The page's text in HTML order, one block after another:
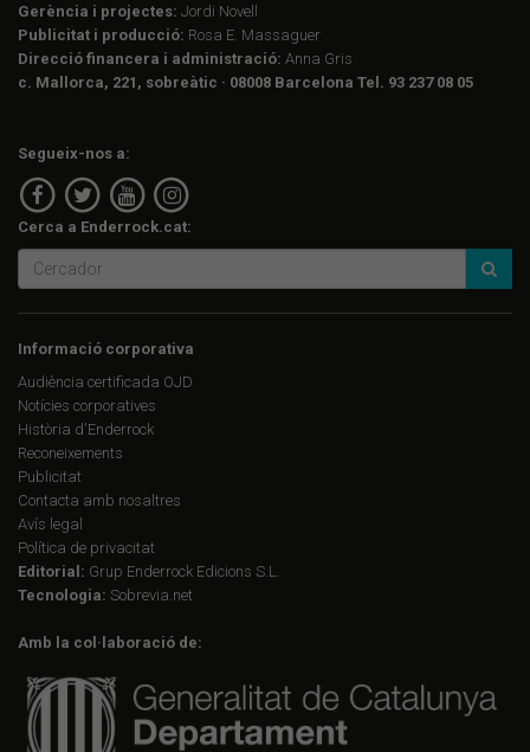
Gerència i projectes: Jordi Novell
Publicitat i producció: Rosa E. Massaguer
Direcció financera i administració: Anna Gris
c. Mallorca, 221, sobreàtic · 08008 Barcelona Tel. 93 237 08 05
Segueix-nos a:
Cerca a Enderrock.cat:
Informació corporativa
Audiència certificada OJD
Notícies corporatives
Història d'Enderrock
Reconeixements
Publicitat
Contacta amb nosaltres
Avís legal
Política de privacitat
Editorial: Grup Enderrock Edicions S.L.
Tecnologia: Sobrevia.net
Amb la col·laboració de: